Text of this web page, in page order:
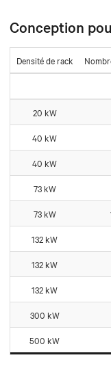
Conception
Densité de rack
20 kW
40 kW
40 kW
73 kW
73 kW
132 kW
132 kW
132 kW
300 kW
500 kW